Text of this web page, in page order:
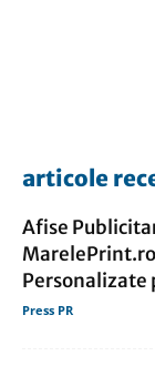
articole
Afise
Personalizate
Press PR